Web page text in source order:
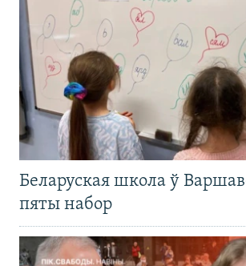
Беларуская школа ў
пяты набор